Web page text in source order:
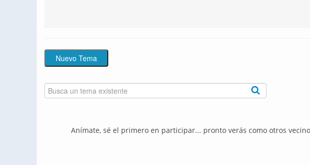
Anímate, sé el primero en participar... pronto verás como otros